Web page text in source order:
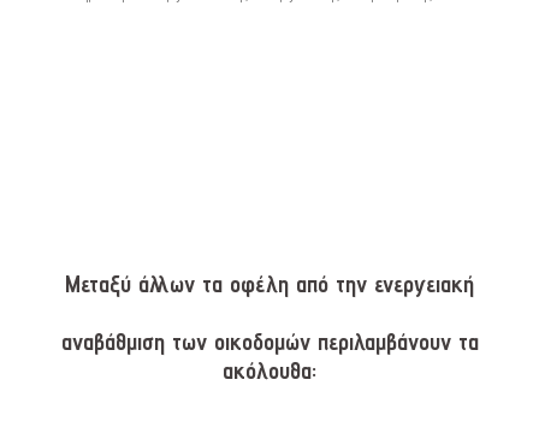
Μεταξύ άλλων τα οφέλη από την ενεργειακή
αναβάθμιση των οικοδομών περιλαμβάνουν τα
ακόλουθα: